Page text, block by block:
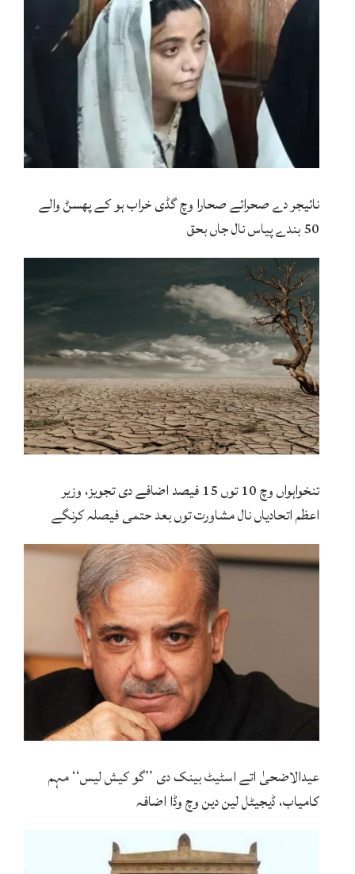
نائیجر دے صحرائے صحارا وچ گڈی خراب ہو کے پھسݨ والے
50 بندے پیاس نال جاں بحق
تنخواہواں وچ 10 توں 15 فیصد اضافے دی تجویز، وزیر
اعظم اتحادیاں نال مشاورت توں بعد حتمی فیصلہ کرنگے
عیدالاضحیٰ اتے اسٹیٹ بینک دی ’’گو کیش لیس‘‘ مہم
کامیاب، ڈیجیٹل لین دین وچ وڈا اضافہ